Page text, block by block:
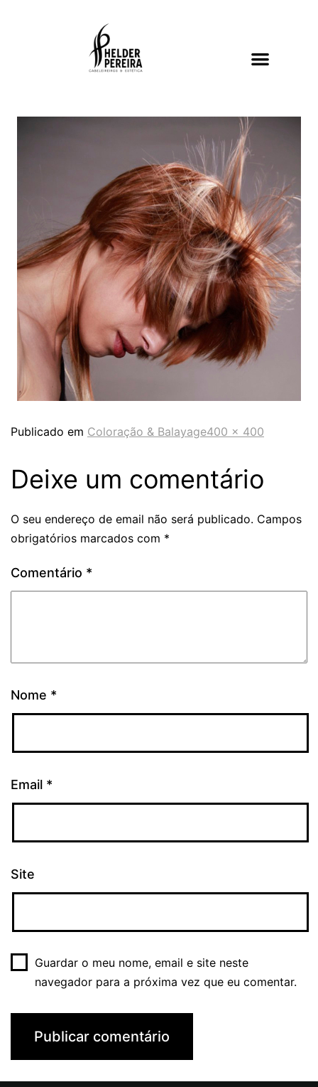
Publicado em Coloração & Balayage400 × 400
Deixe um comentário
O seu endereço de email não será publicado. Campos
obrigatórios marcados com *
Comentário *
Nome *
Email *
Site
Guardar o meu nome, email e site neste
navegador para a próxima vez que eu comentar.